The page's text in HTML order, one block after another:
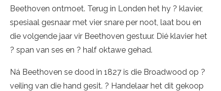
Beethoven ontmoet. Terug in Londen het hy ? klavier,
spesiaal gesnaar met vier snare per noot, laat bou en
die volgende jaar vir Beethoven gestuur. Dié klavier het
? span van ses en ? half oktawe gehad.
Ná Beethoven se dood in 1827 is die Broadwood op ?
veiling van die hand gesit. ? Handelaar het dit gekoop